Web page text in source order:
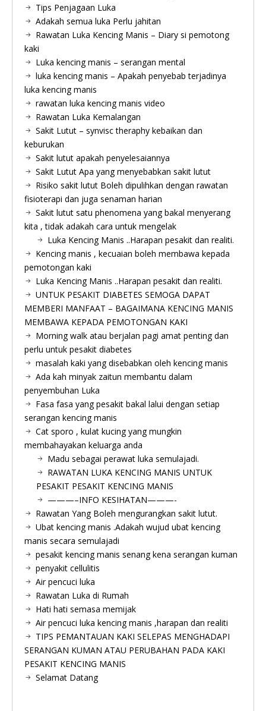
Tips Penjagaan Luka
Adakah semua luka Perlu jahitan
Rawatan Luka Kencing Manis – Diary si pemotong
kaki
Luka kencing manis – serangan mental
luka kencing manis – Apakah penyebab terjadinya
luka kencing manis
rawatan luka kencing manis video
Rawatan Luka Kemalangan
Sakit Lutut – synvisc theraphy kebaikan dan
keburukan
Sakit lutut apakah penyelesaiannya
Sakit Lutut Apa yang menyebabkan sakit lutut
Risiko sakit lutut Boleh dipulihkan dengan rawatan
fisioterapi dan juga senaman harian
Sakit lutut satu phenomena yang bakal menyerang
kita , tidak adakah cara untuk mengelak
Luka Kencing Manis ..Harapan pesakit dan realiti.
Kencing manis , kecuaian boleh membawa kepada
pemotongan kaki
Luka Kencing Manis ..Harapan pesakit dan realiti.
UNTUK PESAKIT DIABETES SEMOGA DAPAT
MEMBERI MANFAAT – BAGAIMANA KENCING MANIS
MEMBAWA KEPADA PEMOTONGAN KAKI
Morning walk atau berjalan pagi amat penting dan
perlu untuk pesakit diabetes
masalah kaki yang disebabkan oleh kencing manis
Ada kah minyak zaitun membantu dalam
penyembuhan Luka
Fasa fasa yang pesakit bakal lalui dengan setiap
serangan kencing manis
Cat sporo , kulat kucing yang mungkin
membahayakan keluarga anda
Madu sebagai perawat luka semulajadi.
RAWATAN LUKA KENCING MANIS UNTUK
PESAKIT PESAKIT KENCING MANIS
———–INFO KESIHATAN———-
Rawatan Yang Boleh mengurangkan sakit lutut.
Ubat kencing manis .Adakah wujud ubat kencing
manis secara semulajadi
pesakit kencing manis senang kena serangan kuman
penyakit cellulitis
Air pencuci luka
Rawatan Luka di Rumah
Hati hati semasa memijak
Air pencuci luka kencing manis ,harapan dan realiti
TIPS PEMANTAUAN KAKI SELEPAS MENGHADAPI
SERANGAN KUMAN ATAU PERUBAHAN PADA KAKI
PESAKIT KENCING MANIS
Selamat Datang